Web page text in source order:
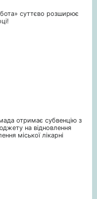
суттєво розширює
отримає субвенцію з
на відновлення
міської лікарні